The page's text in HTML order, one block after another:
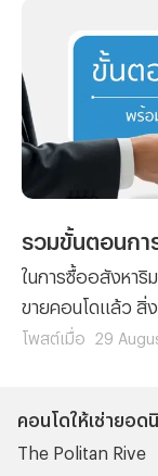
ในการซื้ออสังหาริ
ขายคอนโดแล้ว สิ่
ขั้นตอนต่างๆ ที่ผู้ซื้อ
คอนโด คือเรื่องที่จ
เคยทำความเข้าใจม
โพสต์เมื่อ 29
คอนโดให้เช่ายอด
The Politan Rive